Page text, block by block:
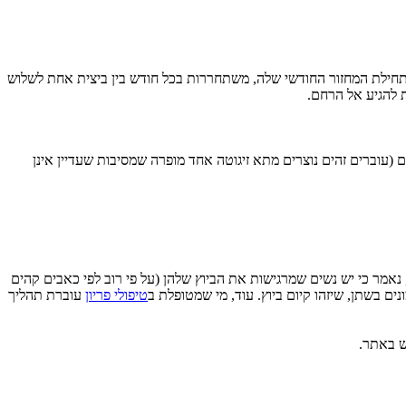
המחזור החודשי שלה, משתחררות בכל חודש בין ביצית אחת לשלוש
(עוברים זהים נוצרים מתא זיגוטה אחד מופרה שמסיבות שעדיין אינן
נאמר כי יש נשים שמרגישות את הביוץ שלהן (על פי רוב לפי כאבים קהים
בשתן, שיזהו קיום ביוץ. עוד, מי שמטופלת בטיפולי פריון עוברת תהליך
באתר.